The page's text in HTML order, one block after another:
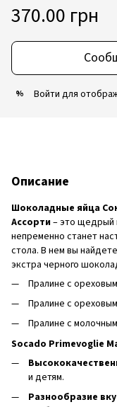
370.00 грн
% Войти для
Описание
Шоколадные яйца
Ассорти– это щедрый
непременно станет
стола. В нем вы
экстра черного
Пралине с
Пралине с
Пралине с
Socado Primevoglie
и детям.
Разнообразие